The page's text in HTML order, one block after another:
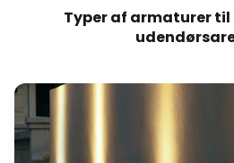
Typer af armaturer